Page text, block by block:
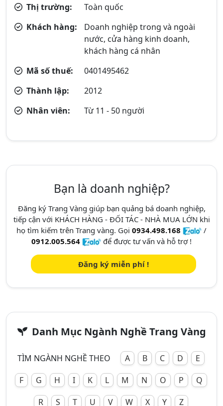
Thị trường:
Toàn quốc
Khách hàng:
Doanh nghiệp trong và ngoài
nước, cửa hàng kinh doanh,
khách hàng cá nhân
Mã số thuế:
0401495462
Thành lập:
2012
Nhân viên:
Từ 11 - 50 người
Bạn là doanh nghiệp?
Đăng ký Trang Vàng giúp bạn quảng bá doanh nghiệp,
tiếp cận với KHÁCH HÀNG - ĐỐI TÁC - NHÀ MUA LỚN khi
họ tìm kiếm trên Trang vàng. Gọi 0934.498.168
/
0912.005.564
để được tư vấn và hỗ trợ !
Đăng ký miễn phí !
Danh Mục Ngành Nghề Trang Vàng
TÌM NGÀNH NGHỀ THEO A B C D
E
F
G H I K L M N O P
Q
R
S T U V W X Y Z